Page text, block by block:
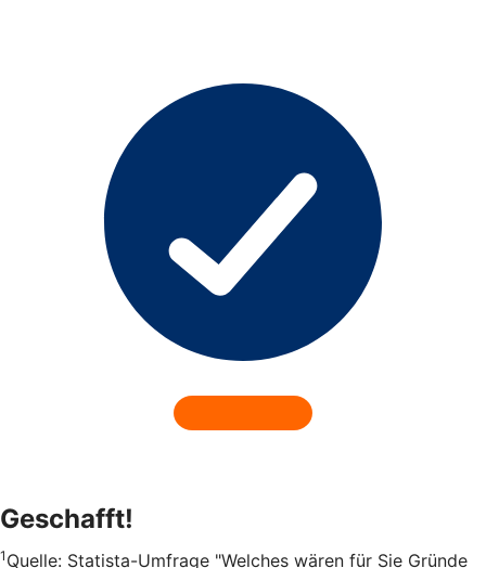
Geschafft!
1 Quelle: Statista-Umfrage "Welches wären für Sie Gründe